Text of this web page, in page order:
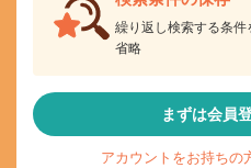
繰り返し検索する条
省略
まずは会員
アカウントをお持ちの